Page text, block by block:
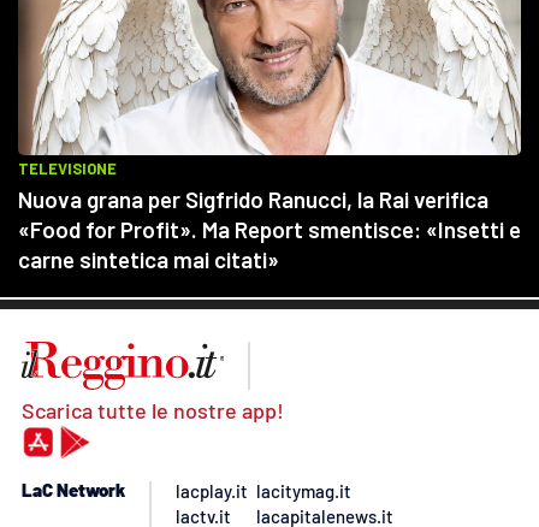
Scarica tutte le nostre app!
LaC Network
lacplay.it
lactv.it
lacitymag.it
lacapitalenews.it